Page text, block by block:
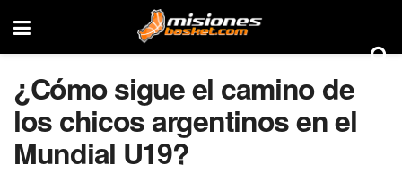
¿Cómo sigue el camino de
los chicos argentinos en el
Mundial U19?